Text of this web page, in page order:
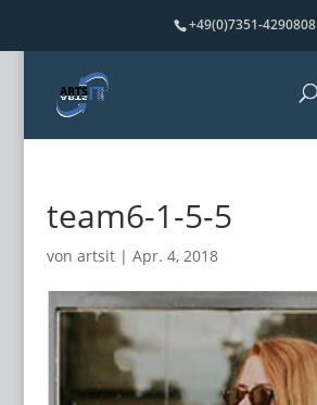
+49(0)7351-4290808
team6-1-5-5
von artsit| Apr. 4, 2018